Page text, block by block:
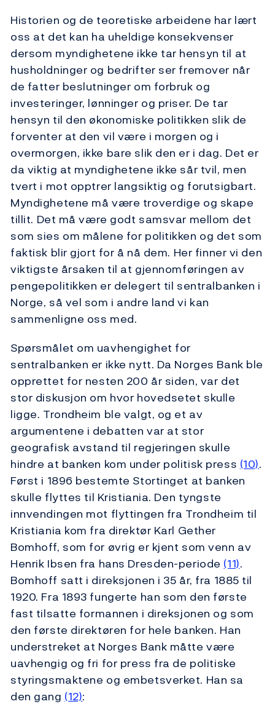
Historien og de teoretiske arbeidene har lært
oss at det kan ha uheldige konsekvenser
dersom myndighetene ikke tar hensyn til at
husholdninger og bedrifter ser fremover når
de fatter beslutninger om forbruk og
investeringer, lønninger og priser. De tar
hensyn til den økonomiske politikken slik de
forventer at den vil være i morgen og i
overmorgen, ikke bare slik den er i dag. Det er
da viktig at myndighetene ikke sår tvil, men
tvert i mot opptrer langsiktig og forutsigbart.
Myndighetene må være troverdige og skape
tillit. Det må være godt samsvar mellom det
som sies om målene for politikken og det som
faktisk blir gjort for å nå dem. Her finner vi den
viktigste årsaken til at gjennomføringen av
pengepolitikken er delegert til sentralbanken i
Norge, så vel som i andre land vi kan
sammenligne oss med.
Spørsmålet om uavhengighet for
sentralbanken er ikke nytt. Da Norges Bank ble
opprettet for nesten 200 år siden, var det
stor diskusjon om hvor hovedsetet skulle
ligge. Trondheim ble valgt, og et av
argumentene i debatten var at stor
geografisk avstand til regjeringen skulle
hindre at banken kom under politisk press (10).
Først i 1896 bestemte Stortinget at banken
skulle flyttes til Kristiania. Den tyngste
innvendingen mot flyttingen fra Trondheim til
Kristiania kom fra direktør Karl Gether
Bomhoff, som for øvrig er kjent som venn av
Henrik Ibsen fra hans Dresden-periode (11).
Bomhoff satt i direksjonen i 35 år, fra 1885 til
1920. Fra 1893 fungerte han som den første
fast tilsatte formannen i direksjonen og som
den første direktøren for hele banken. Han
understreket at Norges Bank måtte være
uavhengig og fri for press fra de politiske
styringsmaktene og embetsverket. Han sa
den gang (12):